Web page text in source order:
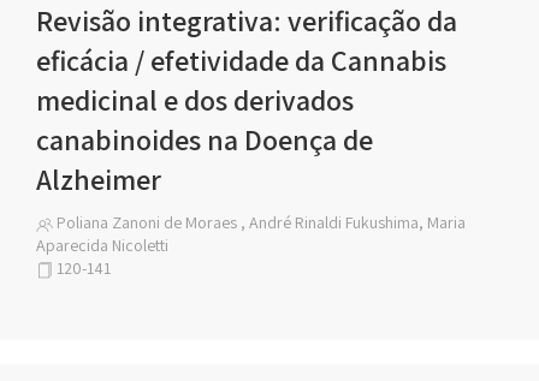
Revisão integrativa: verificação da
eficácia / efetividade da Cannabis
medicinal e dos derivados
canabinoides na Doença de
Alzheimer
Poliana Zanoni de Moraes , André Rinaldi Fukushima, Maria
Aparecida Nicoletti
120-141